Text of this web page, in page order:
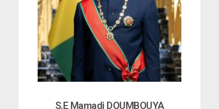
S.E Mamadi DOUMBOUYA